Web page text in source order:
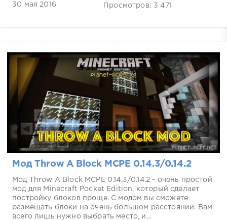
30 мая 2016 Просмотров: 3 471
Мод Throw A Block MCPE 0.14.3/0.14.2
Мод Throw A Block MCPE 0.14.3/0.14.2 - очень простой
мод для Minecraft Pocket Edition, который сделает
постройку блоков проще. С модом вы сможете
размещать блоки на очень большом расстоянии. Вам
всего лишь нужно выбрать место, и...